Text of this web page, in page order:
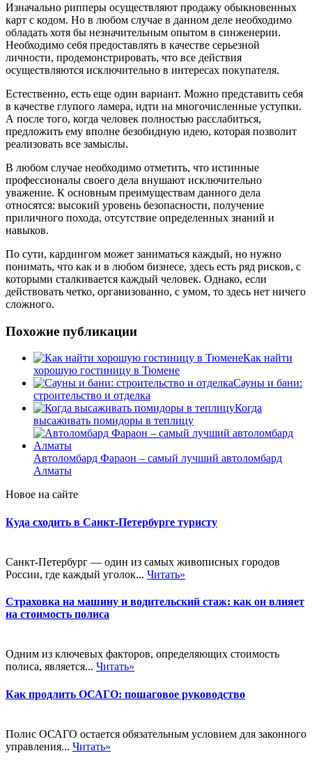
Изначально рипперы осуществляют продажу обыкновенных
карт с кодом. Но в любом случае в данном деле необходимо
обладать хотя бы незначительным опытом в синженерии.
Необходимо себя предоставлять в качестве серьезной
личности, продемонстрировать, что все действия
осуществляются исключительно в интересах покупателя.
Естественно, есть еще один вариант. Можно представить себя
в качестве глупого ламера, идти на многочисленные уступки.
А после того, когда человек полностью расслабиться,
предложить ему вполне безобидную идею, которая позволит
реализовать все замыслы.
В любом случае необходимо отметить, что истинные
профессионалы своего дела внушают исключительно
уважение. К основным преимуществам данного дела
относятся: высокий уровень безопасности, получение
приличного похода, отсутствие определенных знаний и
навыков.
По сути, кардингом может заниматься каждый, но нужно
понимать, что как и в любом бизнесе, здесь есть ряд рисков, с
которыми сталкивается каждый человек. Однако, если
действовать четко, организованно, с умом, то здесь нет ничего
сложного.
Похожие публикации
Как найти
хорошую гостиницу в Тюмене
Сауны и бани:
строительство и отделка
Когда
высаживать помидоры в теплицу
Автоломбард Фараон – самый лучший автоломбард
Алматы
Новое на сайте
Куда сходить в Санкт-Петербурге туристу
Санкт-Петербург — один из самых живописных городов
России, где каждый уголок... Читать»
Страховка на машину и водительский стаж: как он влияет
на стоимость полиса
Одним из ключевых факторов, определяющих стоимость
полиса, является... Читать»
Как продлить ОСАГО: пошаговое руководство
Полис ОСАГО остается обязательным условием для законного
управления... Читать»